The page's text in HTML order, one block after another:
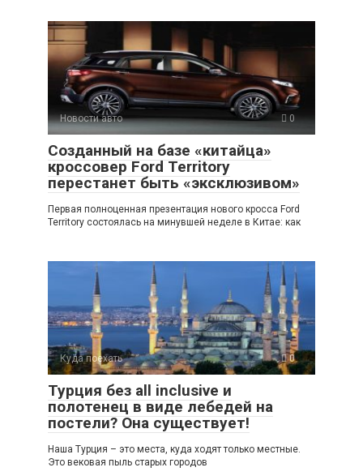
Новости авто 0
Созданный на базе «китайца»
кроссовер Ford Territory
перестанет быть «эксклюзивом»
Первая полноценная презентация нового кросса Ford
Territory состоялась на минувшей неделе в Китае: как
Куда поехать 0
Турция без all inclusive и
полотенец в виде лебедей на
постели? Она существует!
Наша Турция – это места, куда ходят только местные.
Это вековая пыль старых городов